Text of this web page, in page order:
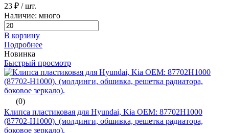
23 ₽ / шт.
Наличие: много
В корзину
Подробнее
Новинка
Быстрый просмотр
(0)
Клипса пластиковая для Hyundai, Kia ОЕМ: 87702H1000
(87702-H1000). (молдинги, обшивка, решетка радиатора,
боковое зеркало).